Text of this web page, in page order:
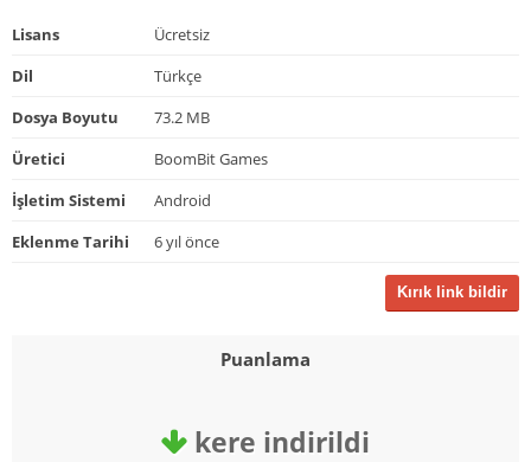
Lisans
Ücretsiz
Dil
Türkçe
Dosya Boyutu
73.2 MB
Üretici
BoomBit Games
İşletim Sistemi
Android
Eklenme Tarihi
6 yıl önce
Kırık link bildir
Puanlama
kere indirildi